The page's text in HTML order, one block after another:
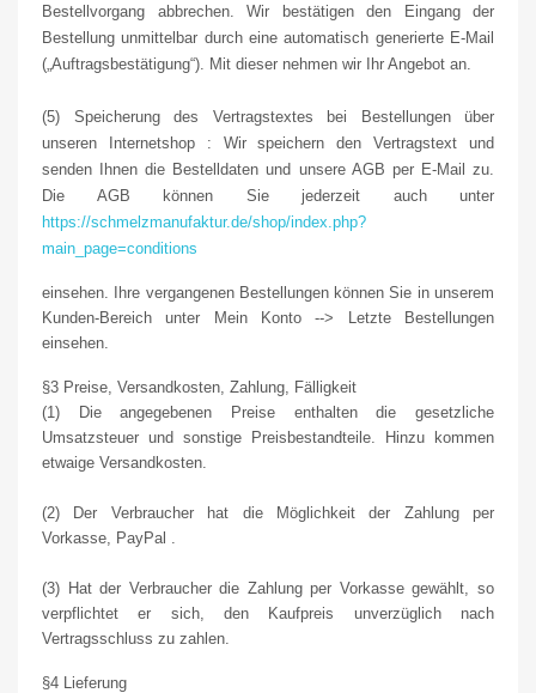
Bestellvorgang abbrechen. Wir bestätigen den Eingang der
Bestellung unmittelbar durch eine automatisch generierte E-Mail
(„Auftragsbestätigung“). Mit dieser nehmen wir Ihr Angebot an.
(5) Speicherung des Vertragstextes bei Bestellungen über
unseren Internetshop : Wir speichern den Vertragstext und
senden Ihnen die Bestelldaten und unsere AGB per E-Mail zu.
Die AGB können Sie jederzeit auch unter
https://schmelzmanufaktur.de/shop/index.php?
main_page=conditions
einsehen. Ihre vergangenen Bestellungen können Sie in unserem
Kunden-Bereich unter Mein Konto --> Letzte Bestellungen
einsehen.
§3 Preise, Versandkosten, Zahlung, Fälligkeit
(1) Die angegebenen Preise enthalten die gesetzliche
Umsatzsteuer und sonstige Preisbestandteile. Hinzu kommen
etwaige Versandkosten.
(2) Der Verbraucher hat die Möglichkeit der Zahlung per
Vorkasse, PayPal .
(3) Hat der Verbraucher die Zahlung per Vorkasse gewählt, so
verpflichtet er sich, den Kaufpreis unverzüglich nach
Vertragsschluss zu zahlen.
§4 Lieferung